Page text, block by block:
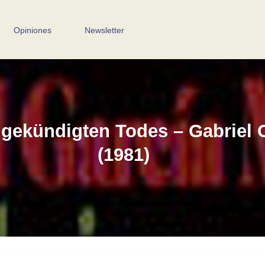
Opiniones Newsletter
Todes – Gabriel
(1981)